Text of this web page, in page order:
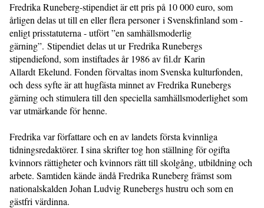
Fredrika Runeberg-stipendiet är ett pris på 10 000 euro, som
årligen delas ut till en eller flera personer i Svenskfinland som -
enligt prisstatuterna - utfört ”en samhällsmoderlig
gärning”. Stipendiet delas ut ur Fredrika Runebergs
stipendiefond, som instiftades år 1986 av fil.dr Karin
Allardt Ekelund. Fonden förvaltas inom Svenska kulturfonden,
och dess syfte är att hugfästa minnet av Fredrika Runebergs
gärning och stimulera till den speciella samhällsmoderlighet som
var utmärkande för henne.
Fredrika var författare och en av landets första kvinnliga
tidningsredaktörer. I sina skrifter tog hon ställning för ogifta
kvinnors rättigheter och kvinnors rätt till skolgång, utbildning och
arbete. Samtiden kände ändå Fredrika Runeberg främst som
nationalskalden Johan Ludvig Runebergs hustru och som en
gästfri värdinna.